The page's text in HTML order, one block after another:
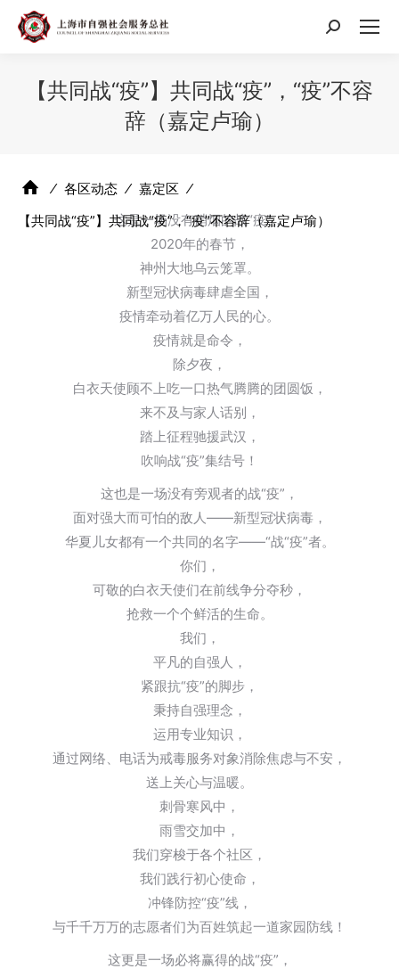
搜
【共同战“疫”】共同战“疫”，“疫”不容
辞（嘉定卢瑜）
⁄ 各区动态 ⁄ 嘉定区 ⁄
【共同战“疫”】共同战“疫”，“疫”不容辞（嘉定卢瑜）
这是一场没有硝烟的战“疫”，
2020年的春节，
神州大地乌云笼罩。
新型冠状病毒肆虐全国，
疫情牵动着亿万人民的心。
疫情就是命令，
除夕夜，
白衣天使顾不上吃一口热气腾腾的团圆饭，
来不及与家人话别，
踏上征程驰援武汉，
吹响战“疫”集结号！
这也是一场没有旁观者的战“疫”，
面对强大而可怕的敌人——新型冠状病毒，
华夏儿女都有一个共同的名字——“战“疫”者。
你们，
可敬的白衣天使们在前线争分夺秒，
抢救一个个鲜活的生命。
我们，
平凡的自强人，
紧跟抗“疫”的脚步，
秉持自强理念，
运用专业知识，
通过网络、电话为戒毒服务对象消除焦虑与不安，
送上关心与温暖。
刺骨寒风中，
雨雪交加中，
我们穿梭于各个社区，
我们践行初心使命，
冲锋防控“疫”线，
与千千万万的志愿者们为百姓筑起一道家园防线！
这更是一场必将赢得的战“疫”，